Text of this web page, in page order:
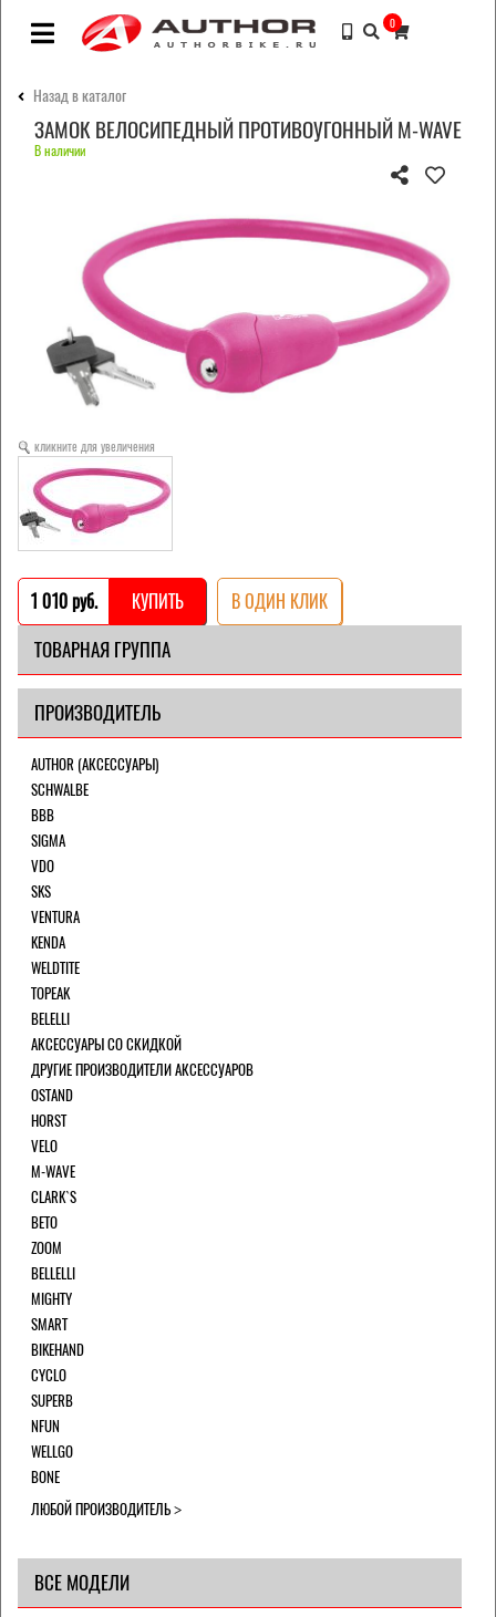
0
Назад в каталог
ЗАМОК ВЕЛОСИПЕДНЫЙ ПРОТИВОУГОННЫЙ M-WAVE
В наличии
кликните для увеличения
1 010 pуб. КУПИТЬ В ОДИН КЛИК
ТОВАРНАЯ ГРУППА
ПРОИЗВОДИТЕЛЬ
AUTHOR (АКСЕССУАРЫ)
SCHWALBE
BBB
SIGMA
VDO
SKS
VENTURA
KENDA
WELDTITE
TOPEAK
BELELLI
АКСЕССУАРЫ СО СКИДКОЙ
ДРУГИЕ ПРОИЗВОДИТЕЛИ АКСЕССУАРОВ
OSTAND
HORST
VELO
M-WAVE
CLARK`S
BETO
ZOOM
BELLELLI
MIGHTY
SMART
BIKEHAND
CYCLO
SUPERB
NFUN
WELLGO
BONE
ЛЮБОЙ ПРОИЗВОДИТЕЛЬ
ВСЕ МОДЕЛИ